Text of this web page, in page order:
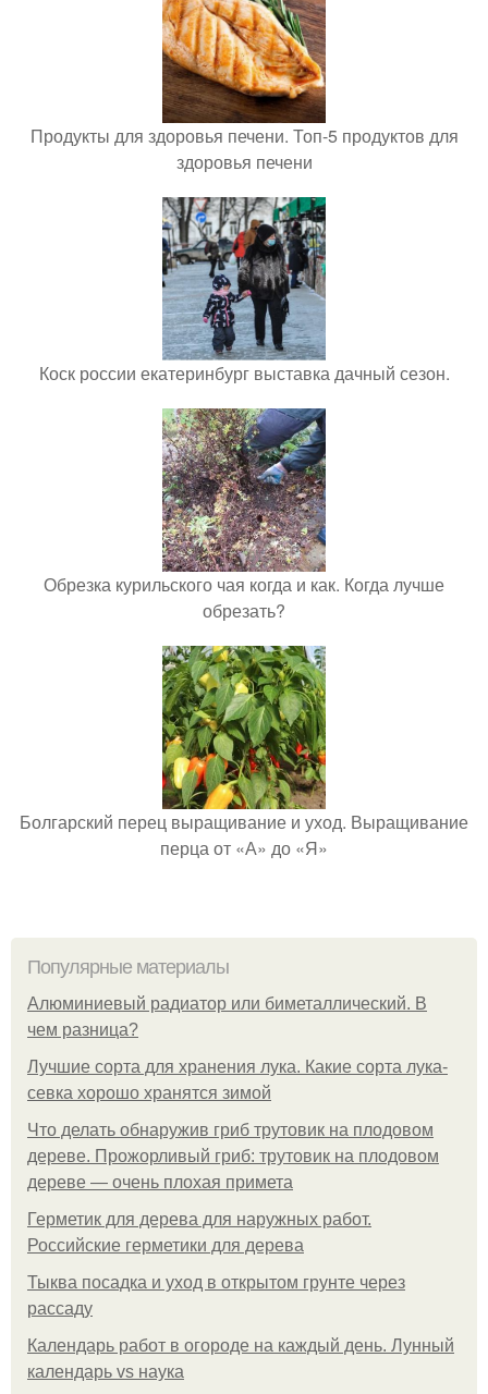
Продукты для здоровья печени. Топ-5 продуктов для
здоровья печени
Коск россии екатеринбург выставка дачный сезон.
Обрезка курильского чая когда и как. Когда лучше
обрезать?
Болгарский перец выращивание и уход. Выращивание
перца от «А» до «Я»
Популярные материалы
Алюминиевый радиатор или биметаллический. В
чем разница?
Лучшие сорта для хранения лука. Какие сорта лука-
севка хорошо хранятся зимой
Что делать обнаружив гриб трутовик на плодовом
дереве. Прожорливый гриб: трутовик на плодовом
дереве — очень плохая примета
Герметик для дерева для наружных работ.
Российские герметики для дерева
Тыква посадка и уход в открытом грунте через
рассаду
Календарь работ в огороде на каждый день. Лунный
календарь vs наука